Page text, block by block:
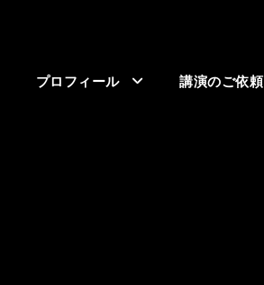
プロフィール 講演のご依頼